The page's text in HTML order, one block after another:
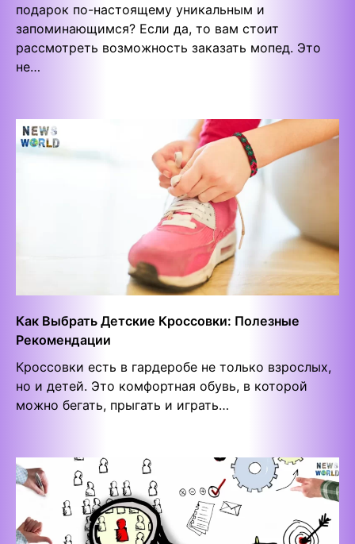
подарок по-настоящему уникальным и
запоминающимся? Если да, то вам стоит
рассмотреть возможность заказать мопед. Это
не…
Как Выбрать Детские Кроссовки: Полезные
Рекомендации
Кроссовки есть в гардеробе не только взрослых,
но и детей. Это комфортная обувь, в которой
можно бегать, прыгать и играть…